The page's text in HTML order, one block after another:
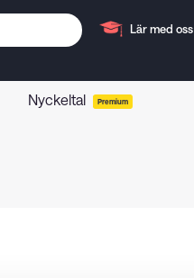
Lär med oss
Nyckeltal Premium